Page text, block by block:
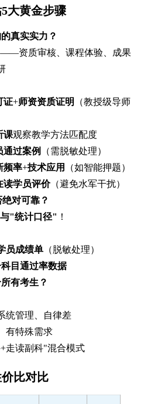
大黄金步骤
真实实力？
——资质审核、课程体验、成果
证+师资资质证明
（教授级导师
课观察教学方法匹配度
通过案例
（需脱敏处理）
频率+技术应用
（如智能押题）
读学员评价（避免水军干扰）
对可靠？
"统计口径" ！
员成绩单 （脱敏处理）
目通过率数据
有考生？
统管理、自律差
有特殊需求
走读副科"混合模式
价比对比